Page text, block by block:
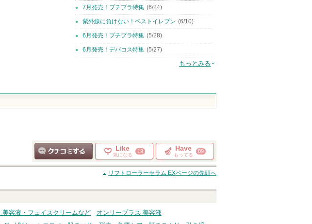
7月発売！プチプラ特集 (6/24)
紫外線に負けない！ベストイレブン (6/10)
6月発売！プチプラ特集 (5/28)
6月発売！デパコス特集 (5/27)
もっとみる
クチコミする
Like
気になる
19 Have
もってる
89
リフトローラーセラム EXページの先頭へ
美容液・フェイスクリームなど
オンリープラス 美容液